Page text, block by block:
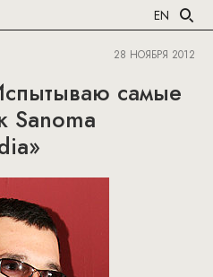
EN
28 НОЯБРЯ 2012
самые
Sanoma